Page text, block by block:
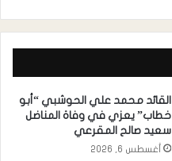
القائد محمد علي الحوشبي “أبو
خطاب” يعزي في وفاة المناضل
سعيد صالح المقرعي
أغسطس 6, 2026